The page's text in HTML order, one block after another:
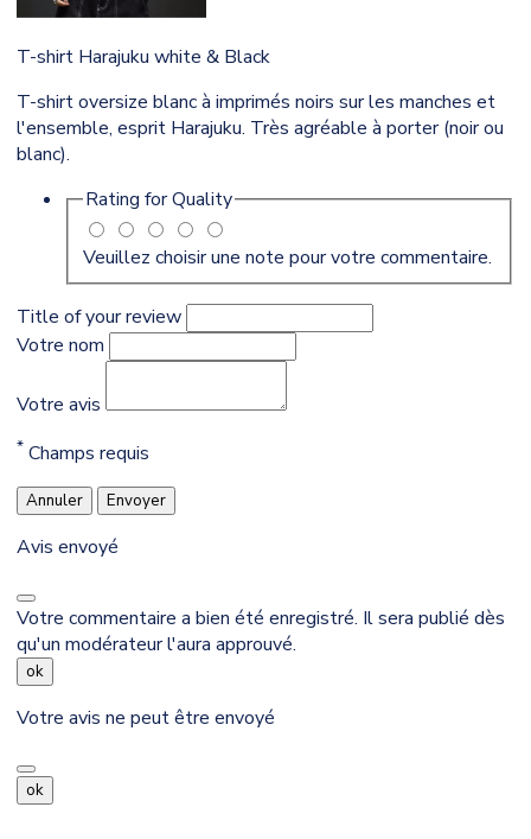
T-shirt Harajuku white & Black
T-shirt oversize blanc à imprimés noirs sur les manches et
l'ensemble, esprit Harajuku. Très agréable à porter (noir ou
blanc).
Rating forQuality
Veuillez choisir une note pour votre commentaire.
Title of your review
Votre nom
Votre avis
* Champs requis
Annuler Envoyer
Avis envoyé
Votre commentaire a bien été enregistré. Il sera publié dès
qu'un modérateur l'aura approuvé.
ok
Votre avis ne peut être envoyé
ok